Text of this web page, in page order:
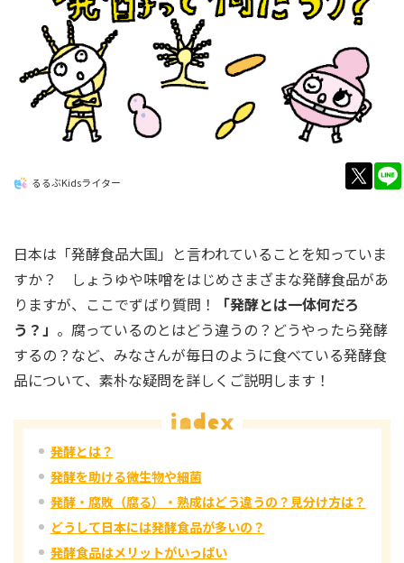
るるぶKidsライター
日本は「発酵食品大国」と言われていることを知っていま
すか？ しょうゆや味噌をはじめさまざまな発酵食品があ
りますが、ここでずばり質問！
「発酵とは一体何だろ
う？」 。腐っているのとはどう違うの？どうやったら発酵
するの？など、みなさんが毎日のように食べている発酵食
品について、素朴な疑問を詳しくご説明します！
発酵とは？
発酵を助ける微生物や細菌
発酵・腐敗（腐る）・熟成はどう違うの？見分け方は？
どうして日本には発酵食品が多いの？
発酵食品はメリットがいっぱい